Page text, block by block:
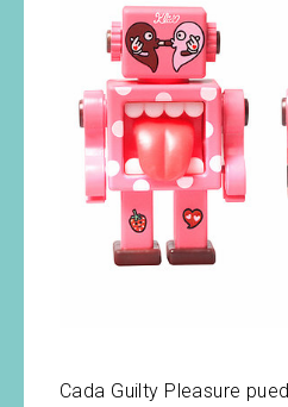
Cada Guilty Pleasure